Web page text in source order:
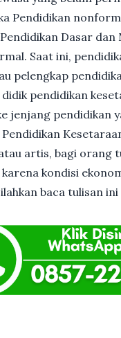
Pendidikan
Dasar dan
Saat ini,
pelengkap
pendidikan
jenjang pendidikan
Pendidikan
artis, bagi orang
kondisi
baca tulisan